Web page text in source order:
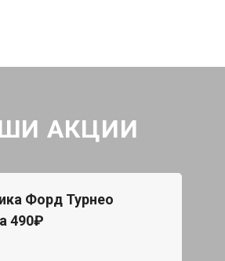
АКЦИИ
Форд Турнео
490₽